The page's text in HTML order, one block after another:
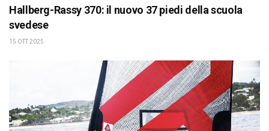
Hallberg-Rassy 370: il nuovo 37 piedi della scuola
svedese
15 OTT 2025